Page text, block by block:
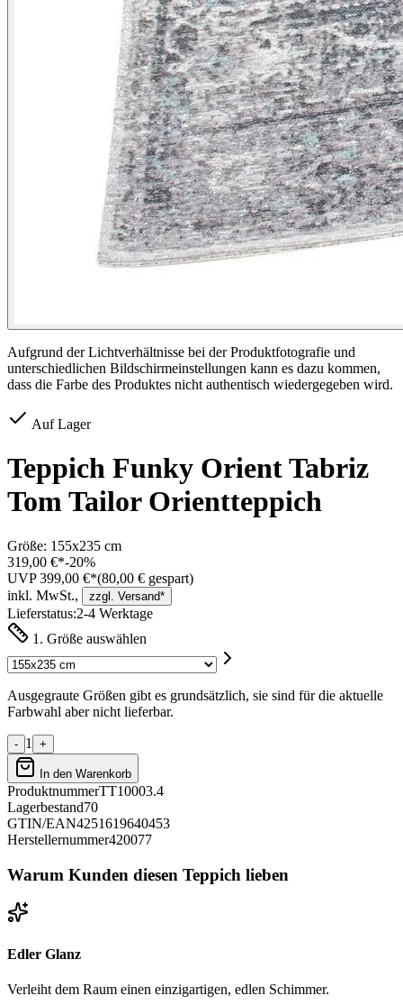
Aufgrund der Lichtverhältnisse bei der Produktfotografie und
unterschiedlichen Bildschirmeinstellungen kann es dazu kommen,
dass die Farbe des Produktes nicht authentisch wiedergegeben wird.
Auf Lager
Teppich Funky Orient Tabriz
Tom Tailor Orientteppich
Größe: 155x235 cm
319,00 €*-20%
UVP 399,00 €*(80,00 € gespart)
inkl. MwSt.,
zzgl. Versand*
Lieferstatus:2-4 Werktage
1. Größe auswählen
Ausgegraute Größen gibt es grundsätzlich, sie sind für die aktuelle
Farbwahl aber nicht lieferbar.
- 1 +
In den Warenkorb
ProduktnummerTT10003.4
Lagerbestand70
GTIN/EAN4251619640453
Herstellernummer420077
Warum Kunden diesen Teppich lieben
Edler Glanz
Verleiht dem Raum einen einzigartigen, edlen Schimmer.